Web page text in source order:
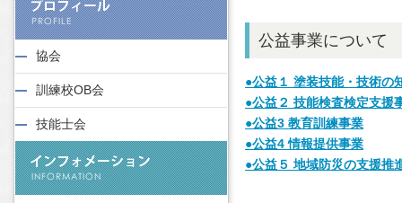
協会
訓練校OB会
技能士会
公益事業について
●公益１ 塗装技能・技術の
●公益２ 技能検査検定支援
●公益3 教育訓練事業
●公益4 情報提供事業
●公益５ 地域防災の支援推